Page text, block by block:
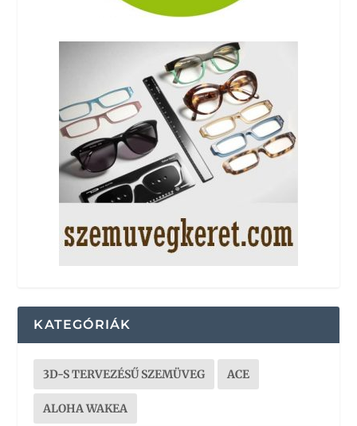
KATEGÓRIÁK
3D-S TERVEZÉSŰ SZEMÜVEG ACE
ALOHA WAKEA